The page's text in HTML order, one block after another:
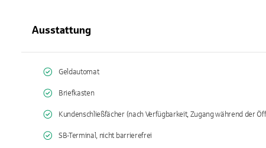
Ausstattung
Geldautomat
Briefkasten
Kundenschließfächer (nach Verfügbarkeit, Zugang während der
SB-Terminal, nicht barrierefrei